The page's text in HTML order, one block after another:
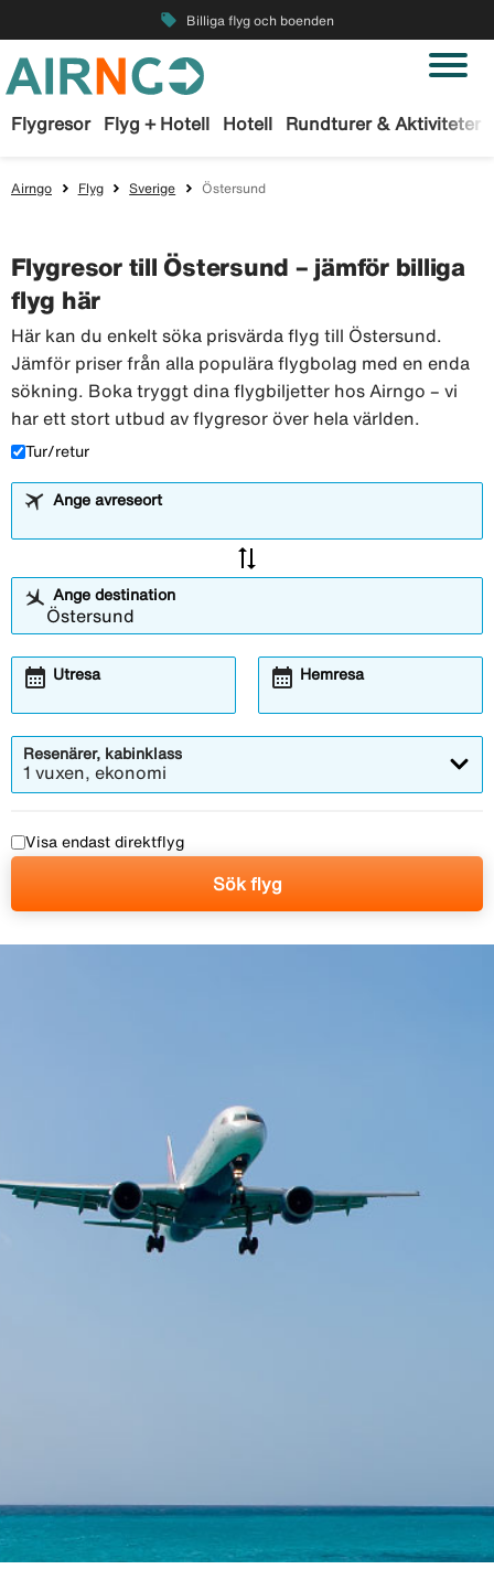
local_offer Billiga flyg och boenden
Flygresor Flyg + Hotell Hotell Rundturer & Aktiviteter
Airngo Flyg Sverige Östersund
Flygresor till Östersund – jämför billiga
flyg här
Här kan du enkelt söka prisvärda flyg till Östersund.
Jämför priser från alla populära flygbolag med en enda
sökning. Boka tryggt dina flygbiljetter hos Airngo – vi
har ett stort utbud av flygresor över hela världen.
Tur/retur
Ange avreseort
sync_alt
Ange destination
Utresa
calendar_month Hemresa
calendar_month
Resenärer, kabinklass
1 vuxen, ekonomi
Visa endast direktflyg
Sök flyg